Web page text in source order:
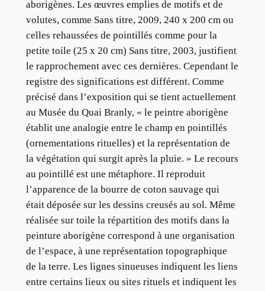
aborigènes. Les œuvres emplies de motifs et de
volutes, comme Sans titre, 2009, 240 x 200 cm ou
celles rehaussées de pointillés comme pour la
petite toile (25 x 20 cm) Sans titre, 2003, justifient
le rapprochement avec ces dernières. Cependant le
registre des significations est différent. Comme
précisé dans l’exposition qui se tient actuellement
au Musée du Quai Branly, « le peintre aborigène
établit une analogie entre le champ en pointillés
(ornementations rituelles) et la représentation de
la végétation qui surgit après la pluie. » Le recours
au pointillé est une métaphore. Il reproduit
l’apparence de la bourre de coton sauvage qui
était déposée sur les dessins creusés au sol. Même
réalisée sur toile la répartition des motifs dans la
peinture aborigène correspond à une organisation
de l’espace, à une représentation topographique
de la terre. Les lignes sinueuses indiquent les liens
entre certains lieux ou sites rituels et indiquent les